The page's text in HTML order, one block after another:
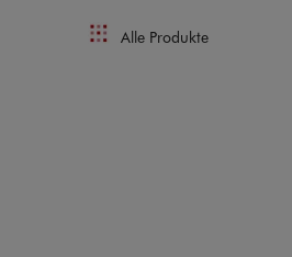
Alle Produkte